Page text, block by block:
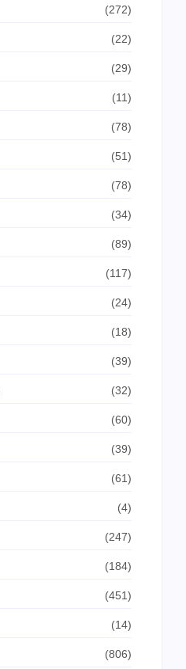
(272)
(22)
(29)
(11)
(78)
(51)
(78)
(34)
(89)
(117)
(24)
(18)
(39)
(32)
(60)
(39)
(61)
(4)
(247)
(184)
(451)
(14)
(806)